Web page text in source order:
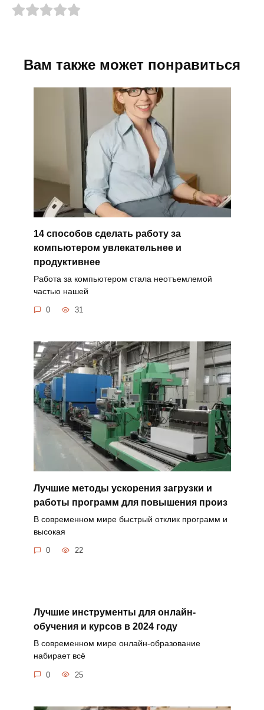
Вам также может понравиться
14 способов сделать работу за
компьютером увлекательнее и
продуктивнее
Работа за компьютером стала неотъемлемой
частью нашей
0 31
Лучшие методы ускорения загрузки и
работы программ для повышения произ
В современном мире быстрый отклик программ и
высокая
0 22
Лучшие инструменты для онлайн-
обучения и курсов в 2024 году
В современном мире онлайн-образование
набирает всё
0 25